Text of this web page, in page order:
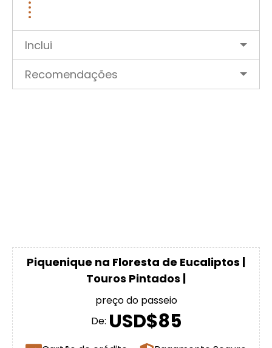
Inclui
Recomendações
Piquenique na Floresta de Eucaliptos |
Touros Pintados |
preço do passeio
De: USD$85